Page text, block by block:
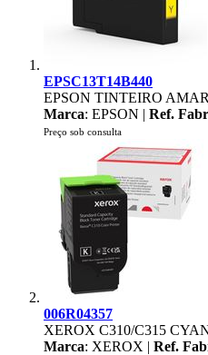
EPSC13T14B440
EPSON TINTEIRO
Marca: EPSON | Ref.
Preço sob consulta
006R04357
XEROX C310/C315
Marca: XEROX | Ref.